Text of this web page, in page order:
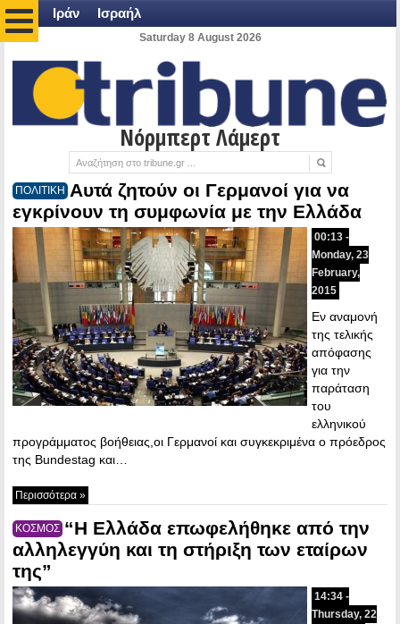
Ιράν Ισραήλ
Saturday 8 August 2026
Νόρμπερτ Λάμερτ
ΠΟΛΙΤΙΚΗ Αυτά ζητούν οι Γερμανοί για να
εγκρίνουν τη συμφωνία με την Ελλάδα
00:13 -
Monday, 23
February,
2015
Εν αναμονή
της τελικής
απόφασης
για την
παράταση
του
ελληνικού
προγράμματος βοήθειας,οι Γερμανοί και συγκεκριμένα ο πρόεδρος
της Bundestag και…
Περισσότερα »
ΚΟΣΜΟΣ “Η Ελλάδα επωφελήθηκε από την
αλληλεγγύη και τη στήριξη των εταίρων
της”
14:34 -
Thursday, 22